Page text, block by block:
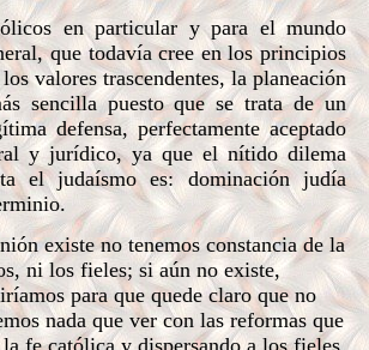
en particular y para el mundo
que todavía cree en los principios
valores trascendentes, la planeación
sencilla puesto que se trata de un
defensa, perfectamente aceptado
y jurídico, ya que el nítido dilema
el judaísmo es: dominación judía
existe no tenemos constancia de la
ni los fieles; si aún no existe,
para que quede claro que no
nada que ver con las reformas que
fe católica y dispersando a los fieles